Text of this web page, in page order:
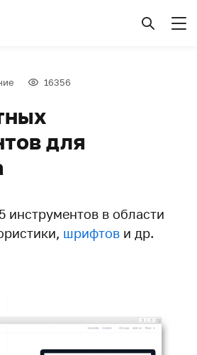
16356
для
инструментов в области
шрифтов и др.